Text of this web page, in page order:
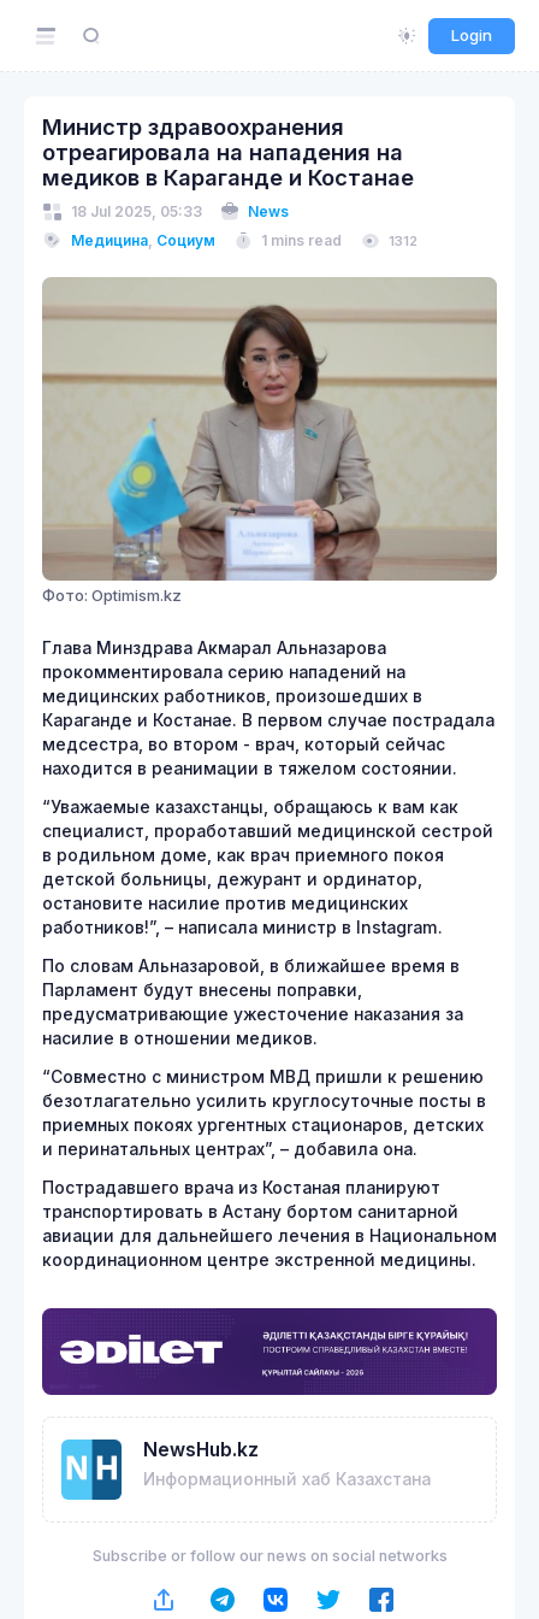
Login
Министр здравоохранения
отреагировала на нападения на
медиков в Караганде и Костанае
18 Jul 2025, 05:33
News
Медицина, Социум 1 mins read 1312
Фото: Optimism.kz
Глава Минздрава Акмарал Альназарова
прокомментировала серию нападений на
медицинских работников, произошедших в
Караганде и Костанае. В первом случае пострадала
медсестра, во втором - врач, который сейчас
находится в реанимации в тяжелом состоянии.
“Уважаемые казахстанцы, обращаюсь к вам как
специалист, проработавший медицинской сестрой
в родильном доме, как врач приемного покоя
детской больницы, дежурант и ординатор,
остановите насилие против медицинских
работников!”, – написала министр в Instagram.
По словам Альназаровой, в ближайшее время в
Парламент будут внесены поправки,
предусматривающие ужесточение наказания за
насилие в отношении медиков.
“Совместно с министром МВД пришли к решению
безотлагательно усилить круглосуточные посты в
приемных покоях ургентных стационаров, детских
и перинатальных центрах”, – добавила она.
Пострадавшего врача из Костаная планируют
транспортировать в Астану бортом санитарной
авиации для дальнейшего лечения в Национальном
координационном центре экстренной медицины.
NewsHub.kz
Информационный хаб Казахстана
Subscribe or follow our news on social networks